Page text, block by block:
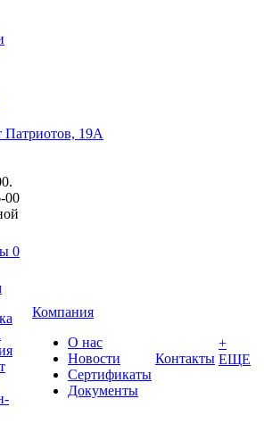
Патриотов, 19А
00
0
Компания
О нас
Новости
Сертификаты
Документы
Контакты
+
ЕЩЕ